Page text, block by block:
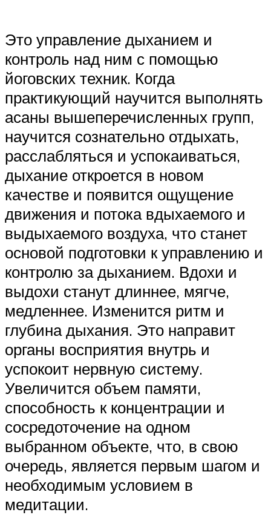
Это управление дыханием и
контроль над ним с помощью
йоговских техник. Когда
практикующий научится выполнять
асаны вышеперечисленных групп,
научится сознательно отдыхать,
расслабляться и успокаиваться,
дыхание откроется в новом
качестве и появится ощущение
движения и потока вдыхаемого и
выдыхаемого воздуха, что станет
основой подготовки к управлению и
контролю за дыханием. Вдохи и
выдохи станут длиннее, мягче,
медленнее. Изменится ритм и
глубина дыхания. Это направит
органы восприятия внутрь и
успокоит нервную систему.
Увеличится объем памяти,
способность к концентрации и
сосредоточение на одном
выбранном объекте, что, в свою
очередь, является первым шагом и
необходимым условием в
медитации.